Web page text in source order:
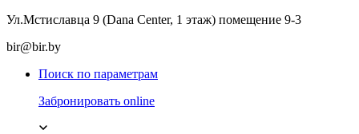
Ул.Мстиславца 9 (Dana Center, 1 этаж) помещение 9-3
bir@bir.by
Поиск по параметрам
Забронировать online